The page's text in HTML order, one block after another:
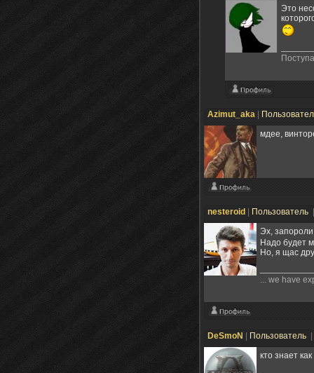
Это
Azimut_aka
мдее,
nesteroid Пользователь
Эх,
Надо будет
Но, я щас
... we have
DeSmoN Пользователь
кто знает